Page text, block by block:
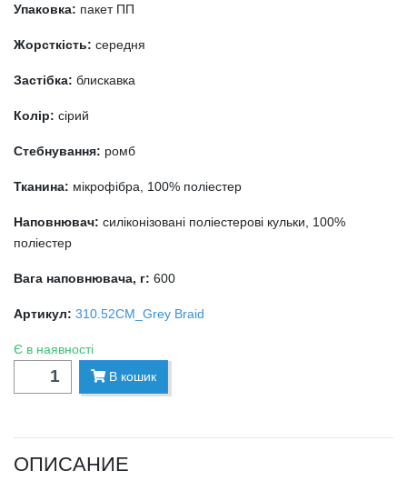
Упаковка: пакет ПП
Жорсткість: середня
Застібка: блискавка
Колір: сірий
Стебнування: ромб
Тканина: мікрофібра, 100% поліестер
Наповнювач: силіконізовані поліестерові кульки, 100%
поліестер
Вага наповнювача, г: 600
Артикул: 310.52СМ_Grey Braid
Є в наявності
В кошик
ОПИСАНИЕ